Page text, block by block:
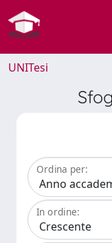
UNITesi
Ordina per:
In ordine: